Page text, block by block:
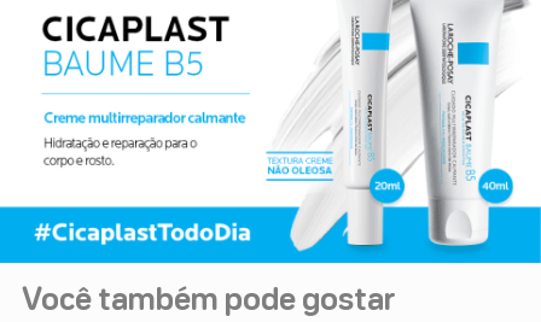
Você também pode gostar